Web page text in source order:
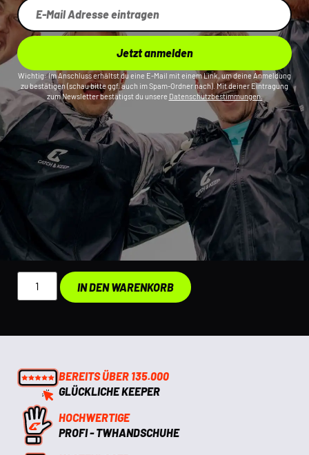
Jetzt anmelden
Wichtig: Im Anschluss erhältst du eine E-Mail mit einem Link, um deine Anmeldung
zu bestätigen (schau bitte ggf. auch im Spam-Ordner nach). Mit deiner Eintragung
zum Newsletter bestätigst du unsere Datenschutzbestimmungen.
IN DEN WARENKORB
BEREITS ÜBER 135.000
GLÜCKLICHE KEEPER
HOCHWERTIGE
PROFI - TWHANDSCHUHE